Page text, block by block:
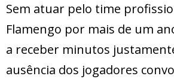
Sem atuar pelo time
Flamengo por mais de um
a receber minutos
ausência dos jogadores